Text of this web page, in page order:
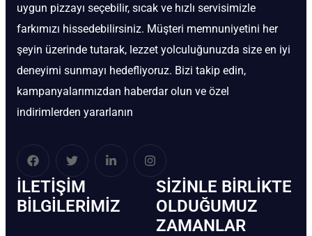
uygun pizzayı seçebilir, sıcak ve hızlı servisimizle
farkımızı hissedebilirsiniz. Müşteri memnuniyetini her
şeyin üzerinde tutarak, lezzet yolculuğunuzda size en iyi
deneyimi sunmayı hedefliyoruz. Bizi takip edin,
kampanyalarımızdan haberdar olun ve özel
indirimlerden yararlanın
İLETIŞIM
BİLGILERIMIZ
SIZINLE BIRLIKTE
OLDUĞUMUZ
ZAMANLAR